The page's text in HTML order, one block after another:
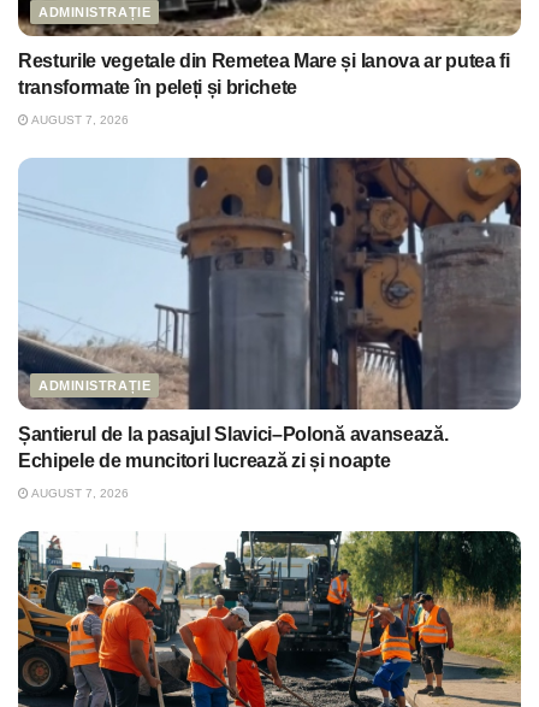
ADMINISTRAȚIE
Resturile vegetale din Remetea Mare și Ianova ar putea fi
transformate în peleți și brichete
AUGUST 7, 2026
ADMINISTRAȚIE
Șantierul de la pasajul Slavici–Polonă avansează.
Echipele de muncitori lucrează zi și noapte
AUGUST 7, 2026